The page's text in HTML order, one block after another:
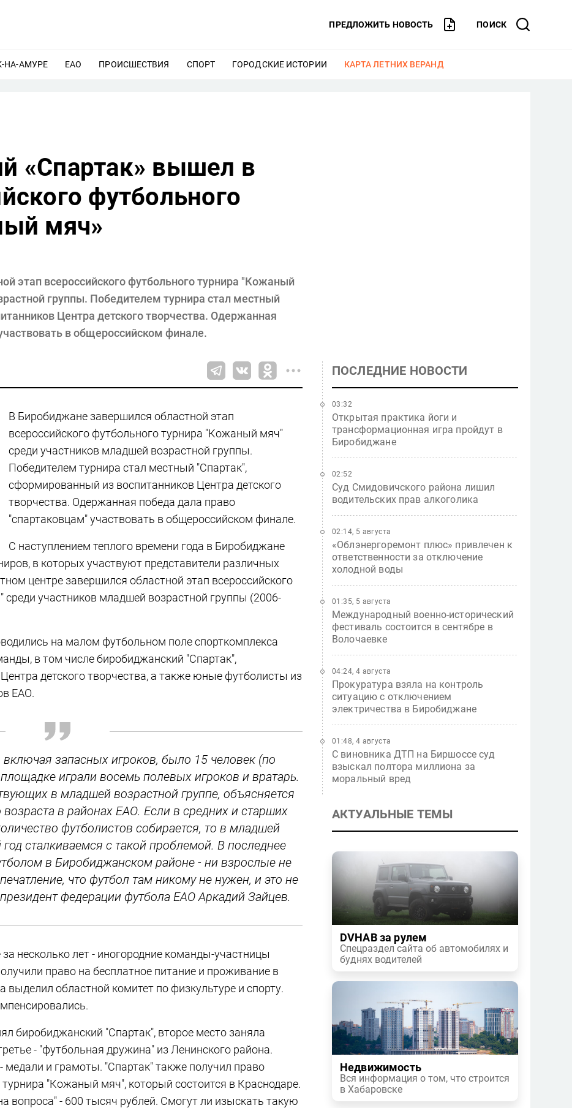
ПРЕДЛОЖИТЬ НОВОСТЬ ПОИСК
НА-АМУРЕ ЕЩЕ
ЕАО ЕЩЕ
ПРОИСШЕСТВИЯ ЕЩЕ
СПОРТ ЕЩЕ
ГОРОДСКИЕ ИСТОРИИ ЕЩЕ
КАРТА ЛЕТНИХ ВЕРАНД
«Спартак» вышел в
футбольного
мяч»
этап всероссийского футбольного турнира "Кожаный
группы. Победителем турнира стал местный
Центра детского творчества. Одержанная
в общероссийском финале.
В Биробиджане завершился областной этап
всероссийского футбольного турнира "Кожаный мяч"
среди участников младшей возрастной группы.
Победителем турнира стал местный "Спартак",
сформированный из воспитанников Центра детского
творчества. Одержанная победа дала право
"спартаковцам" участвовать в общероссийском финале.
С наступлением теплого времени года в Биробиджане
в которых участвуют представители различных
центре завершился областной этап всероссийского
участников младшей возрастной группы (2006-
на малом футбольном поле спорткомплекса
в том числе биробиджанский "Спартак",
детского творчества, а также юные футболисты из
ЕАО.
запасных игроков, было 15 человек (по
играли восемь полевых игроков и вратарь.
в младшей возрастной группе, объясняется
в районах ЕАО. Если в средних и старших
футболистов собирается, то в младшей
сталкиваемся с такой проблемой. В последнее
в Биробиджанском районе - ни взрослые не
что футбол там никому не нужен, и это не
федерации футбола ЕАО Аркадий Зайцев.
несколько лет - иногородние команды-участницы
право на бесплатное питание и проживание в
выделил областной комитет по физкультуре и спорту.
биробиджанский "Спартак", второе место заняла
- "футбольная дружина" из Ленинского района.
медали и грамоты. "Спартак" также получил право
"Кожаный мяч", который состоится в Краснодаре.
вопроса" - 600 тысяч рублей. Смогут ли изыскать такую
ПОСЛЕДНИЕ НОВОСТИ
Открытая практика йоги и
трансформационная игра пройдут в
Биробиджане
03:32
Суд Смидовичского района лишил
водительских прав алкоголика
02:52
«Облэнергоремонт плюс» привлечен к
ответственности за отключение
холодной воды
02:14, 5 августа
Международный военно-исторический
фестиваль состоится в сентябре в
Волочаевке
01:35, 5 августа
Прокуратура взяла на контроль
ситуацию с отключением
электричества в Биробиджане
04:24, 4 августа
С виновника ДТП на Биршоссе суд
взыскал полтора миллиона за
моральный вред
01:48, 4 августа
АКТУАЛЬНЫЕ ТЕМЫ
DVHAB за рулем
Спецраздел сайта об автомобилях и
буднях водителей
Недвижимость
Вся информация о том, что строится
в Хабаровске